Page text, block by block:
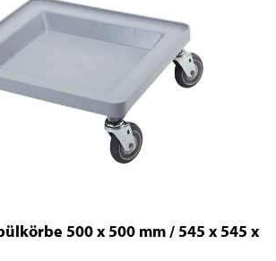
500 x 500 mm / 545 x 545 x